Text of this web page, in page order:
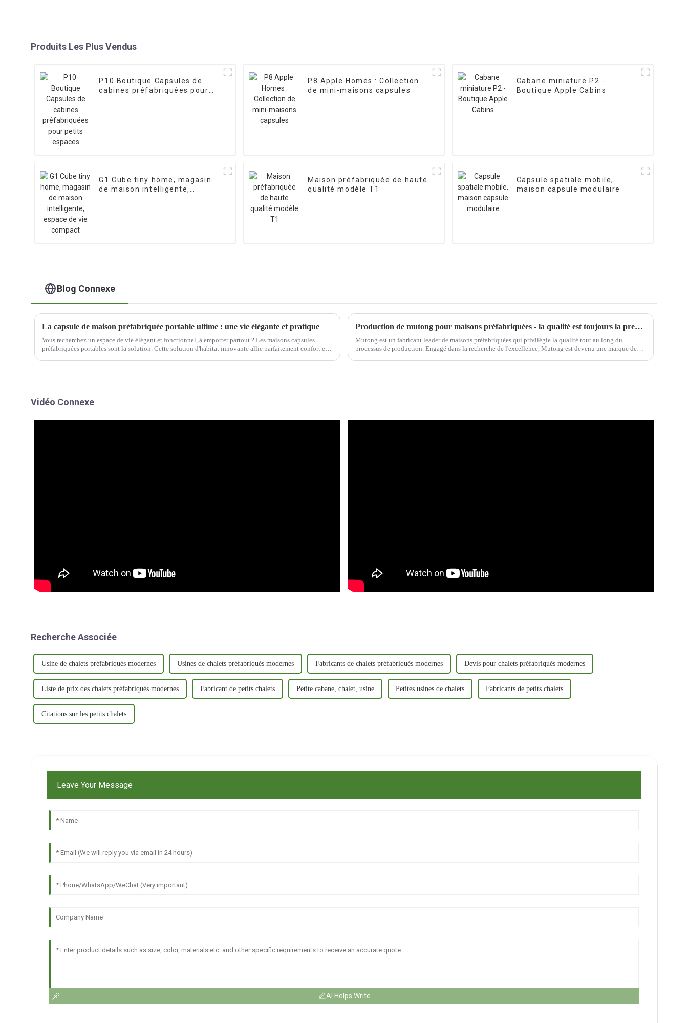
Produits Les Plus Vendus
P10 Boutique Capsules de
cabines préfabriquées pour
P8 Apple Homes : Collection
de mini-maisons capsules
Cabane miniature P2 -
Boutique Apple Cabins
G1 Cube tiny home, magasin
de maison intelligente,
Maison préfabriquée de haute
qualité modèle T1
Capsule spatiale mobile,
maison capsule modulaire
Blog Connexe
La capsule de maison préfabriquée portable ultime : une vie élégante et pratique
Vous recherchez un espace de vie élégant et fonctionnel, à emporter partout ? Les maisons capsules
préfabriquées portables sont la solution. Cette solution d'habitat innovante allie parfaitement confort et
Production de mutong pour maisons préfabriquées - la qualité est toujours la première chose pour nous !
Mutong est un fabricant leader de maisons préfabriquées qui privilégie la qualité tout au long du
processus de production. Engagé dans la recherche de l'excellence, Mutong est devenu une marque de
Vidéo Connexe
Recherche Associée
Usine de chalets préfabriqués modernes Usines de chalets préfabriqués modernes Fabricants de chalets préfabriqués modernes Devis pour chalets préfabriqués modernes
Liste de prix des chalets préfabriqués modernes Fabricant de petits chalets Petite cabane, chalet, usine Petites usines de chalets Fabricants de petits chalets
Citations sur les petits chalets
Leave Your Message
AI Helps Write